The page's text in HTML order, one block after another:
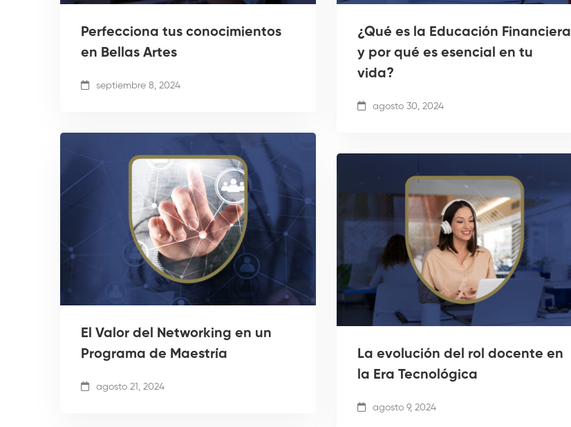
Perfecciona tus conocimientos
en Bellas Artes
septiembre 8, 2024
¿Qué es la Educación Financiera
y por qué es esencial en tu
vida?
agosto 30, 2024
El Valor del Networking en un
Programa de Maestría
agosto 21, 2024
La evolución del rol docente en
la Era Tecnológica
agosto 9, 2024